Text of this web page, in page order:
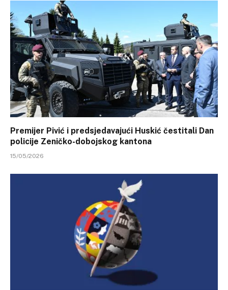
Premijer Pivić i predsjedavajući Huskić čestitali Dan
policije Zeničko-dobojskog kantona
15/05/2026